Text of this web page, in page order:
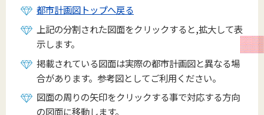
都市計画図トップへ戻る
上記の分割された図面をクリックすると,拡大して表
示します。
掲載されている図面は実際の都市計画図と異なる場
合があります。参考図としてご利用ください。
図面の周りの矢印をクリックする事で対応する方向
の図面に移動します。